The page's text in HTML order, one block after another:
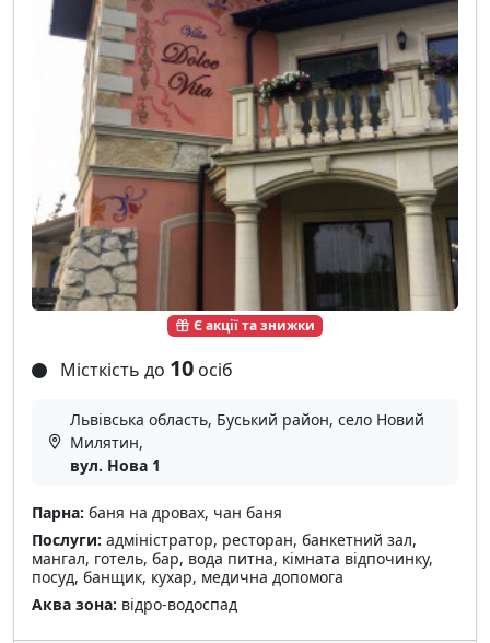
Є акції та знижки
Місткість до 10 осіб
Львівська область, Буський район, село Новий
Милятин,
вул. Нова 1
Парна: баня на дровах, чан баня
Послуги: адміністратор, ресторан, банкетний зал,
мангал, готель, бар, вода питна, кімната відпочинку,
посуд, банщик, кухар, медична допомога
Аква зона: відро-водоспад